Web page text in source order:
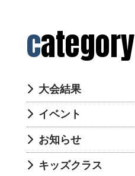
category
大会結果
イベント
お知らせ
キッズクラス